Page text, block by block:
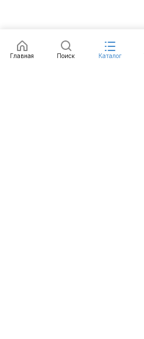
Главная Поиск Каталог